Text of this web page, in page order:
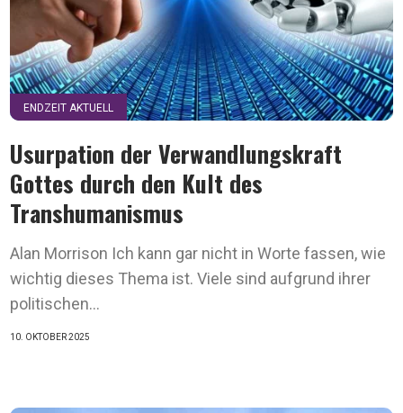
ENDZEIT AKTUELL
Usurpation der Verwandlungskraft
Gottes durch den Kult des
Transhumanismus
Alan Morrison Ich kann gar nicht in Worte fassen, wie
wichtig dieses Thema ist. Viele sind aufgrund ihrer
politischen...
10. OKTOBER 2025